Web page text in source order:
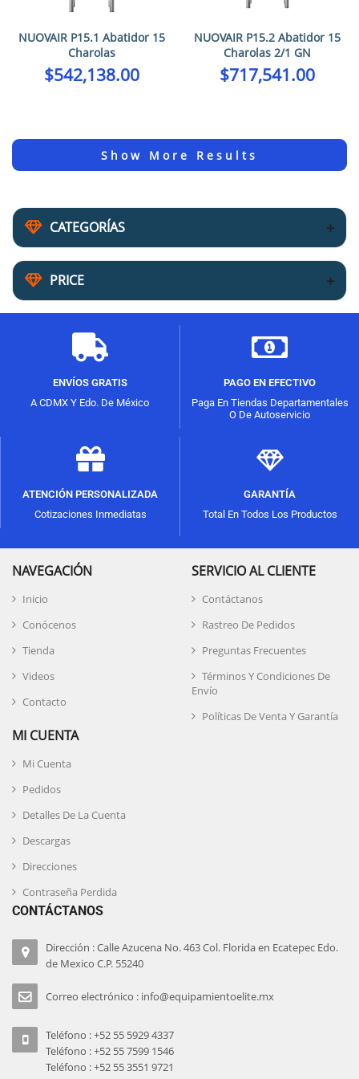
CATEGORÍAS
PRICE
NUOVAIR P15.1 Abatidor 15
Charolas
$542,138.00
NUOVAIR P15.2 Abatidor 15
Charolas 2/1 GN
$717,541.00
ENVÍOS GRATIS
A CDMX Y Edo. De México
PAGO EN EFECTIVO
Paga En Tiendas Departamentales
O De Autoservicio
ATENCIÓN PERSONALIZADA
Cotizaciones Inmediatas
GARANTÍA
Total En Todos Los Productos
NAVEGACIÓN
Inicio
Conócenos
Tienda
Videos
Contacto
SERVICIO AL CLIENTE
Contáctanos
Rastreo De Pedidos
Preguntas Frecuentes
Términos Y Condiciones De
Envío
Políticas De Venta Y Garantía
MI CUENTA
Mi Cuenta
Pedidos
Detalles De La Cuenta
Descargas
Direcciones
Contraseña Perdida
CONTÁCTANOS
Dirección : Calle Azucena No. 463 Col. Florida en Ecatepec Edo.
de Mexico C.P. 55240
Correo electrónico : info@equipamientoelite.mx
Teléfono : +52 55 5929 4337
Teléfono : +52 55 7599 1546
Teléfono : +52 55 3551 9721